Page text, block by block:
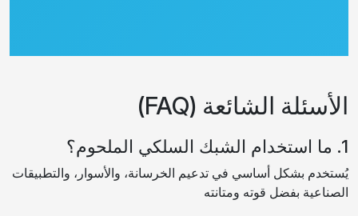
الأسئلة الشائعة (FAQ)
1. ما استخدام الشبك السلكي الملحوم؟
يُستخدم بشكل أساسي في تدعيم الخرسانة، والأسوار، والتطبيقات
الصناعية بفضل قوته ومتانته